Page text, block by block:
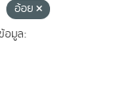
อ้อย
อมูล: